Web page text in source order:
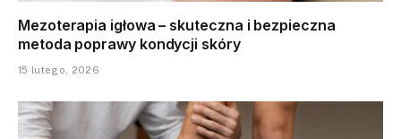
Mezoterapia igłowa – skuteczna i bezpieczna
metoda poprawy kondycji skóry
15 lutego, 2026